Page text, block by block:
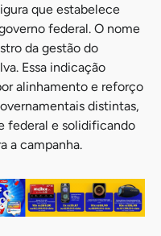
que estabelece
federal. O nome
da gestão do
Essa indicação
alinhamento e reforço
distintas,
federal e solidificando
a campanha.